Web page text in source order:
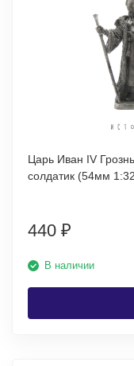
Царь Иван IV
солдатик (54мм
440 ₽
В наличии